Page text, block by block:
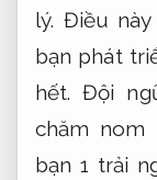
lý. Điều này
bạn phát
hết.Đội
chăm nom
bạn 1 trải